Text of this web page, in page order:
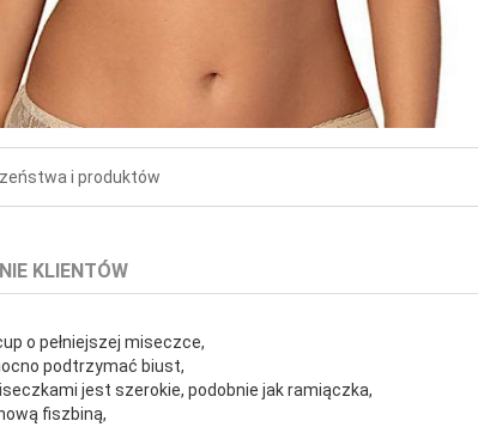
i produktów
KLIENTÓW
o pełniejszej miseczce,
podtrzymać biust,
jest szerokie, podobnie jak ramiączka,
fiszbiną,